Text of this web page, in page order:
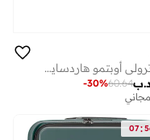
أمتعة ترولي أوبتمو هاردسايد قابلة للتوسيع 70 سم بني - 653315
60.64
-30%
07: